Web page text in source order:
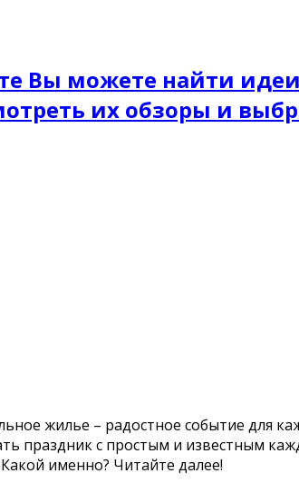
Вы можете найти
их обзоры и
жилье – радостное событие для
праздник с простым и известным
именно? Читайте далее!